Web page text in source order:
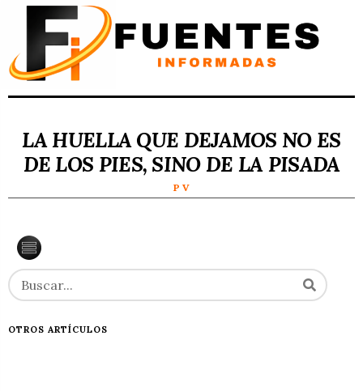
LA HUELLA QUE DEJAMOS NO ES
DE LOS PIES, SINO DE LA PISADA
P V
OTROS ARTÍCULOS